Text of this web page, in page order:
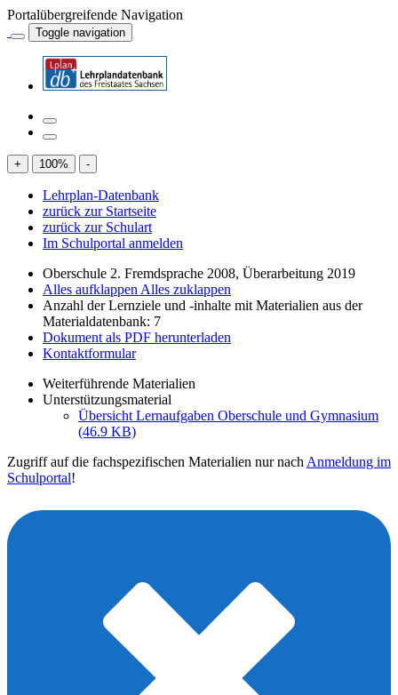
Portalübergreifende Navigation
Toggle navigation
+ 100% -
Lehrplan-Datenbank
zurück zur Startseite
zurück zur Schulart
Im Schulportal anmelden
Oberschule 2. Fremdsprache 2008, Überarbeitung 2019
Alles aufklappen Alles zuklappen
Anzahl der Lernziele und -inhalte mit Materialien aus der
Materialdatenbank: 7
Dokument als PDF herunterladen
Kontaktformular
Weiterführende Materialien
Unterstützungsmaterial
Übersicht Lernaufgaben Oberschule und Gymnasium
(46.9 KB)
Zugriff auf die fachspezifischen Materialien nur nach Anmeldung im
Schulportal!